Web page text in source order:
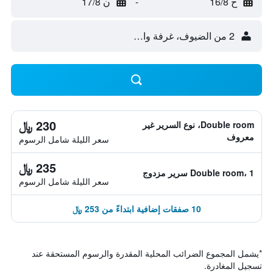
2 من الضيوف، غرفة واحدة
Double room، نوع السرير غير
معروف
230 ﷼
سعر الليلة شامل الرسوم
Double room، 1 سرير مزدوج 235 ﷼
سعر الليلة شامل الرسوم
10 صفقات إضافية ابتداءً من 253 ﷼
*يشمل المجموع الضرائب المحلية المقدرة والرسوم المستحقة عند
تسجيل المغادرة.